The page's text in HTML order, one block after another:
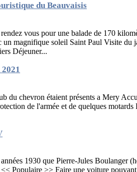
du Beauvaisis
vous pour une balade de 170
un magnifique soleil Saint Paul Visite
Déjeuner...
du chevron étaient présents a Mery
de l'armée et de quelques
1930 que Pierre-Jules Boulanger
Populaire >> Faire une voiture